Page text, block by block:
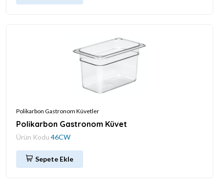
Polikarbon Gastronom Küvetler
Polikarbon Gastronom Küvet
Ürün Kodu 46CW
Sepete Ekle